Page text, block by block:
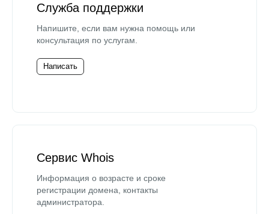
Служба поддержки
Напишите, если вам нужна помощь или
консультация по услугам.
Написать
Сервис Whois
Информация о возрасте и сроке
регистрации домена, контакты
администратора.